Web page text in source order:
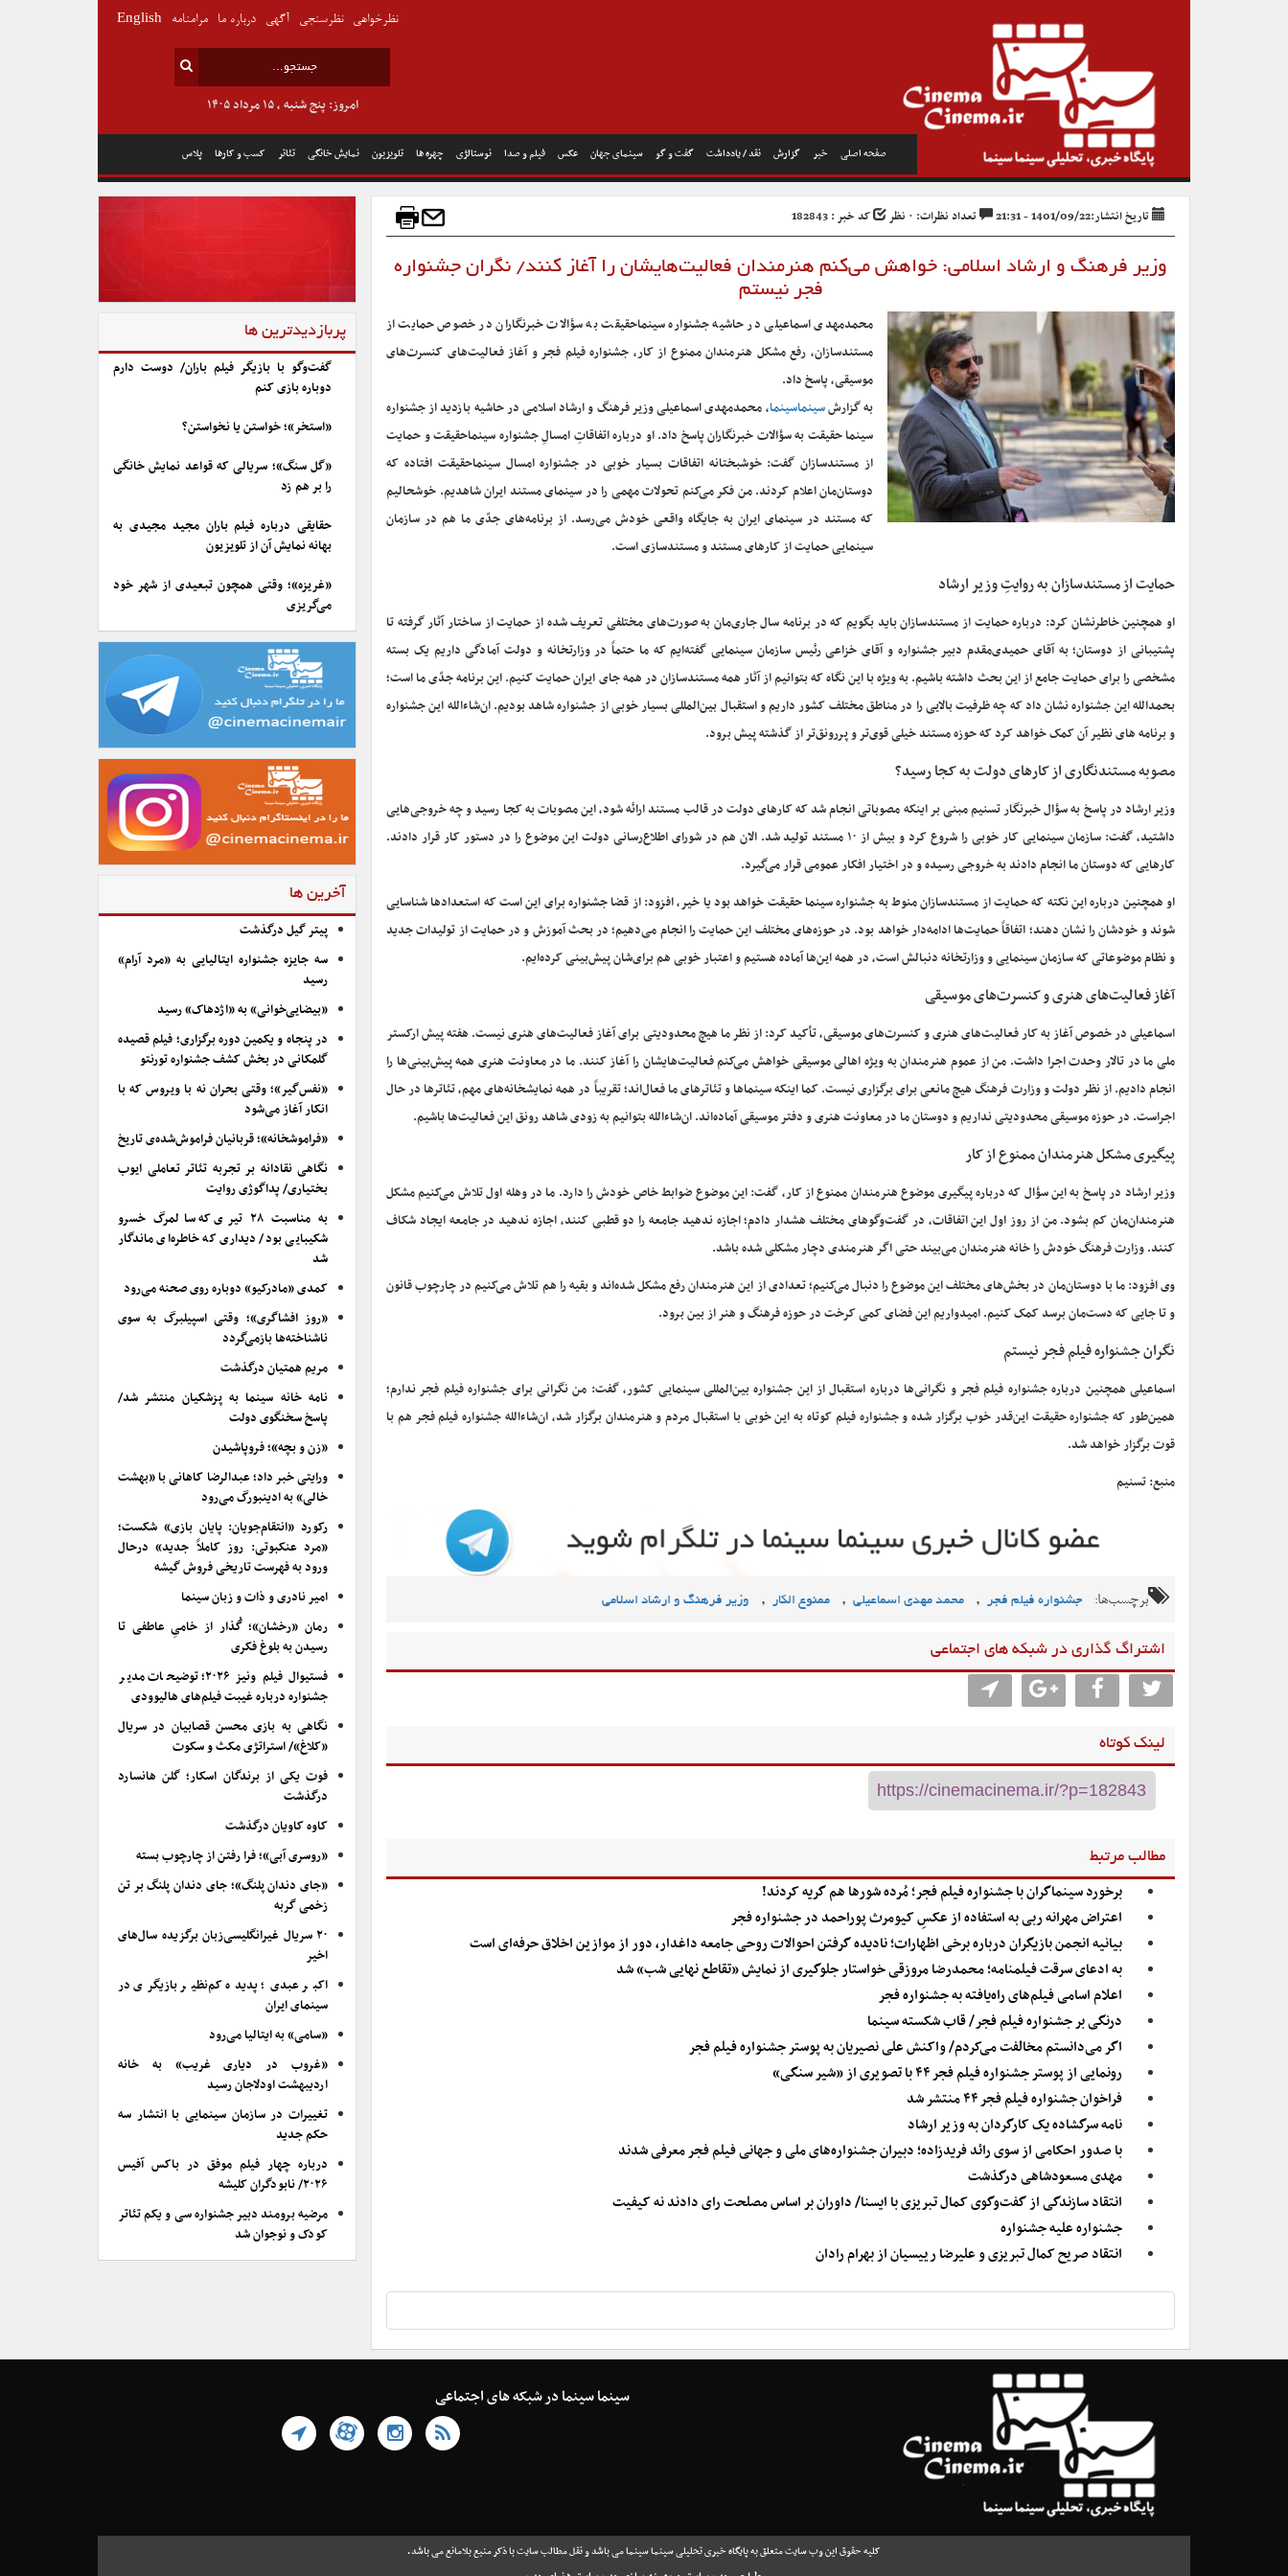
صفحه اصلی خبر گزارش نقد / یادداشت گفت و گو سینمای جهان عکس فیلم و صدا نوستالژی چهره ها تلویزیون نمایش خانگی تئاتر کسب و کارها پلاس
امروز: پنج شنبه , ۱۵ مرداد ۱۴۰۵
نظرخواهی نظرسنجی آگهی درباره ما مرامنامه English
تاریخ انتشار:1401/09/22 - 21:31 تعداد نظرات: ۰ نظر کد خبر : 182843
وزیر فرهنگ و ارشاد اسلامی: خواهش می‌کنم هنرمندان فعالیت‌هایشان را آغاز کنند/ نگران جشنواره
فجر نیستم
محمدمهدی اسماعیلی در حاشیه جشنواره سینماحقیقت به سؤالات خبرنگاران در خصوص حمایت از
مستندسازان، رفع مشکل هنرمندان ممنوع از کار، جشنواره فیلم فجر و آغاز فعالیت‌های کنسرت‌های
موسیقی، پاسخ داد.
به گزارشسینماسینما، محمدمهدی اسماعیلی وزیر فرهنگ و ارشاد اسلامی در حاشیه بازدید از جشنواره
سینما حقیقت به سؤالات خبرنگاران پاسخ داد. او درباره اتفاقاتِ امسالِ جشنواره سینماحقیقت و حمایت
از مستندسازان گفت: خوشبختانه اتفاقات بسیار خوبی در جشنواره امسال سینماحقیقت افتاده که
دوستان‌مان اعلام کردند. من فکر می‌کنم تحولات مهمی را در سینمای مستند ایران شاهدیم. خوشحالیم
که مستند در سینمای ایران به جایگاه واقعی خودش می‌رسد. از برنامه‌های جدّی ما هم در سازمان
سینمایی حمایت از کارهای مستند و مستندسازی است.
حمایت از مستندسازان به روایتِ وزیر ارشاد
او همچنین خاطرنشان کرد: درباره حمایت از مستندسازان باید بگویم که در برنامه سال جاری‌مان به صورت‌های مختلفی تعریف شده از حمایت از ساختار آثار گرفته تا
پشتیبانی از دوستان؛ به آقای حمیدی‌مقدم دبیر جشنواره و آقای خزاعی رئیس سازمان سینمایی گفته‌ایم که ما حتماً در وزارتخانه و دولت آمادگی داریم یک بسته
مشخصی را برای حمایت جامع از این بحث داشته باشیم. به ویژه با این نگاه که بتوانیم از آثار همه مستندسازان در همه جای ایران حمایت کنیم. این برنامه جدّی ما است؛
بحمدالله این جشنواره نشان داد که چه ظرفیت بالایی را در مناطق مختلف کشور داریم و استقبال بین‌المللی بسیار خوبی از جشنواره شاهد بودیم. ان‌شاءالله این جشنواره
و برنامه های نظیر آن کمک خواهد کرد که حوزه مستند خیلی قوی‌تر و پررونق‌تر از گذشته پیش برود.
مصوبه مستندنگاری از کارهای دولت به کجا رسید؟
وزیر ارشاد در پاسخ به سؤال خبرنگار تسنیم مبنی بر اینکه مصوباتی انجام شد که کارهای دولت در قالب مستند ارائه شود، این مصوبات به کجا رسید و چه خروجی‌هایی
داشتید، گفت: سازمان سینمایی کار خوبی را شروع کرد و بیش از ۱۰ مستند تولید شد. الان هم در شورای اطلاع‌رسانی دولت این موضوع را در دستور کار قرار دادند.
کارهایی که دوستان ما انجام دادند به خروجی رسیده و در اختیار افکار عمومی قرار می‌گیرد.
او همچنین درباره این نکته که حمایت از مستندسازان منوط به جشنواره سینما حقیقت خواهد بود یا خیر، افزود: از قضا جشنواره برای این است که استعدادها شناسایی
شوند و خودشان را نشان دهند؛ اتفاقاً حمایت‌ها ادامه‌دار خواهد بود. در حوزه‌های مختلف این حمایت را انجام می‌دهیم؛ در بحث آموزش و در حمایت از تولیدات جدید
و نظام موضوعاتی که سازمان سینمایی و وزارتخانه دنبالش است، در همه این‌ها آماده هستیم و اعتبار خوبی هم برای‌شان پیش‌بینی کرده‌ایم.
آغاز فعالیت‌های هنری و کنسرت‌های موسیقی
اسماعیلی در خصوص آغاز به کار فعالیت‌های هنری و کنسرت‌های موسیقی، تأکید کرد: از نظر ما هیچ محدودیتی برای آغاز فعالیت‌های هنری نیست. هفته پیش ارکستر
ملی ما در تالار وحدت اجرا داشت. من از عموم هنرمندان به ویژه اهالی موسیقی خواهش می‌کنم فعالیت‌هایشان را آغاز کنند. ما در معاونت هنری همه پیش‌بینی‌ها را
انجام دادیم. از نظر دولت و وزارت فرهنگ هیچ مانعی برای برگزاری نیست. کما اینکه سینماها و تئاترهای ما فعال‌اند؛ تقریباً در همه نمایشخانه‌های مهم، تئاترها در حال
اجراست. در حوزه موسیقی محدودیتی نداریم و دوستان ما در معاونت هنری و دفتر موسیقی آماده‌اند. ان‌شاءالله بتوانیم به زودی شاهد رونق این فعالیت‌ها باشیم.
پیگیری مشکل هنرمندان ممنوع از کار
وزیر ارشاد در پاسخ به این سؤال که درباره پیگیری موضوع هنرمندان ممنوع از کار‌، گفت: این موضوع ضوابط خاص خودش را دارد. ما در وهله اول تلاش می‌کنیم مشکل
هنرمندان‌مان کم بشود. من از روز اول این اتفاقات، در گفت‌و‌گوهای مختلف هشدار دادم؛ اجازه ندهید جامعه را دو قطبی کنند، اجازه ندهید در جامعه ایجاد شکاف
کنند. وزارت فرهنگ خودش را خانه هنرمندان می‌بیند حتی اگر هنرمندی دچار مشکلی شده باشد.
وی افزود: ما با دوستان‌مان در بخش‌های مختلف این موضوع را دنبال می‌کنیم؛ تعدادی از این هنرمندان رفع مشکل شده‌اند و بقیه را هم تلاش می‌کنیم در چارچوب قانون
و تا جایی که دست‌مان برسد کمک کنیم. امیدواریم این فضای کمی کرخت در حوزه فرهنگ و هنر از بین برود.
نگران جشنواره فیلم فجر نیستم
اسماعیلی همچنین درباره جشنواره فیلم فجر و نگرانی‌ها درباره استقبال از این جشنواره بین‌المللی سینمایی کشور، گفت: من نگرانی برای جشنواره فیلم فجر ندارم؛
همین‌طور که جشنواره حقیقت این‌قدر خوب برگزار شده و جشنواره فیلم کوتاه به این خوبی با استقبال مردم و هنرمندان برگزار شد، ان‌شاءالله جشنواره فیلم فجر هم با
قوت برگزار خواهد شد.
منبع: تسنیم
برچسب‌ها: جشنواره فیلم فجر , محمد مهدی اسماعیلی , ممنوع الکار , وزیر فرهنگ و ارشاد اسلامی
اشتراگ گذاری در شبکه های اجتماعی
لینک کوتاه
مطالب مرتبط
برخورد سینماگران با جشنواره فیلم فجر؛ مُرده شورها هم گریه کردند!
اعتراض مهرانه ربی به استفاده از عکسِ کیومرث پوراحمد در جشنواره فجر
بیانیه انجمن بازیگران درباره برخی اظهارات؛ نادیده گرفتن احوالات روحی جامعه داغدار، دور از موازین اخلاق حرفه‌ای است
به ادعای سرقت فیلمنامه؛ محمدرضا مروزقی خواستار جلوگیری از نمایش «تقاطع نهایی شب» شد
اعلام اسامی فیلم‌های راه‌یافته به جشنواره فجر
درنگی بر جشنواره فیلم فجر/ قاب شکسته سینما
اگر می‌دانستم مخالفت می‌کردم/ واکنش علی نصیریان به پوستر جشنواره فیلم فجر
رونمایی از پوستر جشنواره فیلم فجر ۴۴ با تصویری از «شیر سنگی»
فراخوان جشنواره فیلم فجر ۴۴ منتشر شد
نامه سرگشاده یک کارگردان به وزیر ارشاد
با صدور احکامی از سوی رائد فریدزاده؛ دبیران جشنواره‌های ملی و جهانی فیلم فجر معرفی شدند
مهدی مسعودشاهی درگذشت
انتقاد سازندگی از گفت‌وگوی کمال تبریزی با ایسنا/ داوران بر اساس مصلحت رای دادند نه کیفیت
جشنواره علیه جشنواره
انتقاد صریح کمال تبریزی و علیرضا رییسیان از بهرام رادان
پربازدیدترین ها
گفت‌وگو با بازیگر فیلم باران/ دوست دارم
دوباره بازی کنم
«استخر»؛ خواستن یا نخواستن؟
«گل سنگ»؛ سریالی که قواعد نمایش خانگی
را بر هم زد
حقایقی درباره فیلم باران مجید مجیدی به
بهانه نمایش آن از تلویزیون
«غریزه»؛ وقتی همچون تبعیدی از شهر خود
می‌گریزی
آخرین ها
پیتر گیل درگذشت
سه جایزه جشنواره ایتالیایی به «مرد آرام»
رسید
«بیضایی‌خوانی» به «اژدهاک» رسید
در پنجاه و یکمین دوره برگزاری؛ فیلم قصیده
گلمکانی در بخش کشف جشنواره تورنتو
«نفس‌گیر»؛ وقتی بحران نه با ویروس که با
انکار آغاز می‌شود
«فراموشخانه»؛ قربانیان فراموش‌شده‌ی تاریخ
نگاهی نقادانه بر تجربه تئاتر تعاملی ایوب
بختیاری/ پداگوژی روایت
به مناسبت ۲۸ تیری که سالمرگ خسرو
شکیبایی بود/ دیداری که خاطره‌ای ماندگار
شد
کمدی «مادرکیو» دوباره روی صحنه می‌رود
«روز افشاگری»؛ وقتی اسپیلبرگ به سوی
ناشناخته‌ها بازمی‌گردد
مریم همتیان درگذشت
نامه خانه سینما به پزشکیان منتشر شد/
پاسخ سخنگوی دولت
«زن و بچه»؛ فروپاشیدن
ورایتی خبر داد؛ عبدالرضا کاهانی با «بهشت
خالی» به ادینبورگ می‌رود
رکورد «انتقام‌جویان: پایان بازی» شکست؛
«مرد عنکبوتی: روز کاملاً جدید» درحال
ورود به فهرست تاریخی فروش گیشه
امیر نادری و ذات و زبان سینما
رمان «رخشان»؛ گُذار از خامیِ عاطفی تا
رسیدن به بلوغ فکری
فستیوال فیلم ونیز ۲۰۲۶؛ توضیحات مدیر
جشنواره درباره غیبت فیلم‌های هالیوودی
نگاهی به بازی محسن قصابیان در سریال
«کلاغ»/ استراتژی مکث و سکوت
فوت یکی از برندگان اسکار؛ گلن هانسارد
درگذشت
کاوه کاویان درگذشت
«روسری آبی»؛ فرا رفتن از چارچوب بسته
«جای دندان پلنگ»؛ جای دندان پلنگ بر تن
زخمی گربه
۲۰ سریال غیرانگلیسی‌زبان برگزیده سال‌های
اخیر
اکبر عبدی؛ پدیده کم‌نظیر بازیگری در
سینمای ایران
«سامی» به ایتالیا می‌رود
«غروب در دیاری غریب» به خانه
اردیبهشت اودلاجان رسید
تغییرات در سازمان سینمایی با انتشار سه
حکم جدید
درباره چهار فیلم موفق در باکس آفیس
۲۰۲۶/ نابودگران کلیشه
مرضیه برومند دبیر جشنواره سی و یکم تئاتر
کودک و نوجوان شد
سینما سینما در شبکه های اجتماعی
کلیه حقوق این وب سایت متعلق به پایگاه خبری تحلیلی سینما سینما می باشد و نقل مطالب سایت با ذکر منبع بلامانع می باشد.